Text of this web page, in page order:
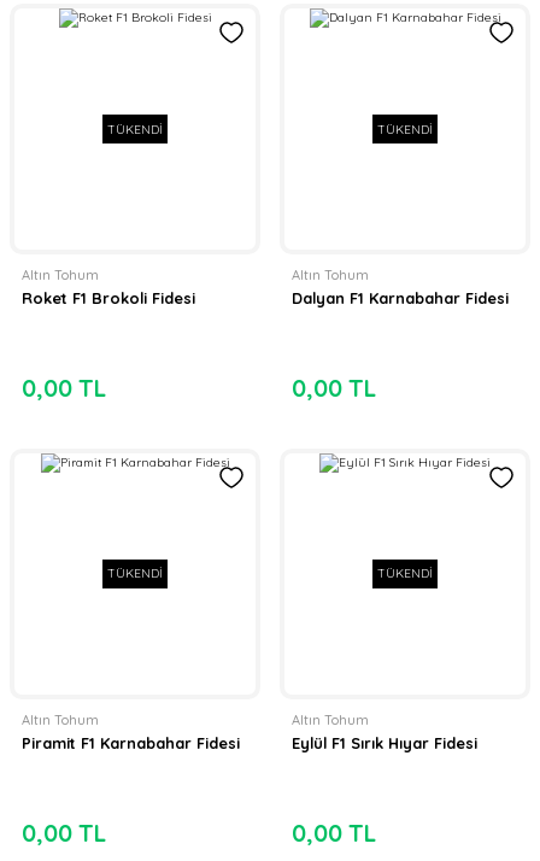
TÜKENDİ
Altın Tohum
Roket F1 Brokoli Fidesi
0,00 TL
TÜKENDİ
Altın Tohum
Dalyan F1 Karnabahar Fidesi
0,00 TL
TÜKENDİ
Altın Tohum
Piramit F1 Karnabahar Fidesi
0,00 TL
TÜKENDİ
Altın Tohum
Eylül F1 Sırık Hıyar Fidesi
0,00 TL